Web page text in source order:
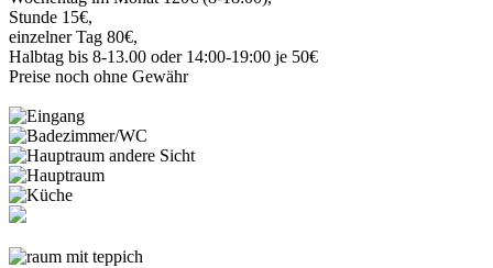
Stunde 15€,
einzelner Tag 80€,
Halbtag bis 8-13.00 oder 14:00-19:00 je 50€
Preise noch ohne Gewähr